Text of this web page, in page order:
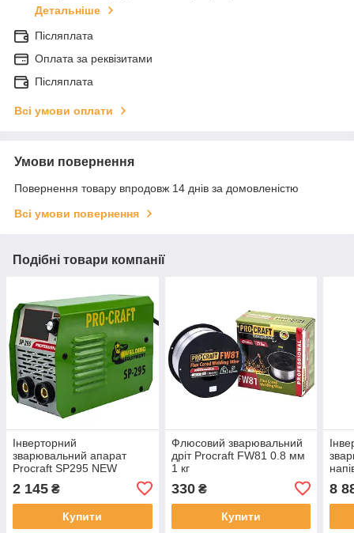
Детальніше
Післяплата
Оплата за реквізитами
Післяплата
Всі умови оплати
Умови повернення
Повернення товару впродовж 14 днів за домовленістю
Всі умови повернення
Подібні товари компанії
Інверторний
зварювальний апарат
Procraft SP295 NEW
2 145 ₴
Купити
Флюсовий зварювальний
дріт Procraft FW81 0.8 мм
1 кг
330₴
Купити
8